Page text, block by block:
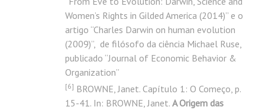
Women’s Rights in Gilded America (2014)” e o
artigo “Charles Darwin on human evolution
(2009)”, de filósofo da ciência Michael Ruse,
publicado “Journal of Economic Behavior &
Organization”
[6] BROWNE, Janet. Capítulo 1: O Começo, p.
15-41. In: BROWNE, Janet. A Origem das